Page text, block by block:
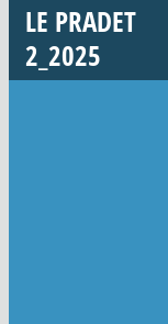
LE PRADET
2_2025